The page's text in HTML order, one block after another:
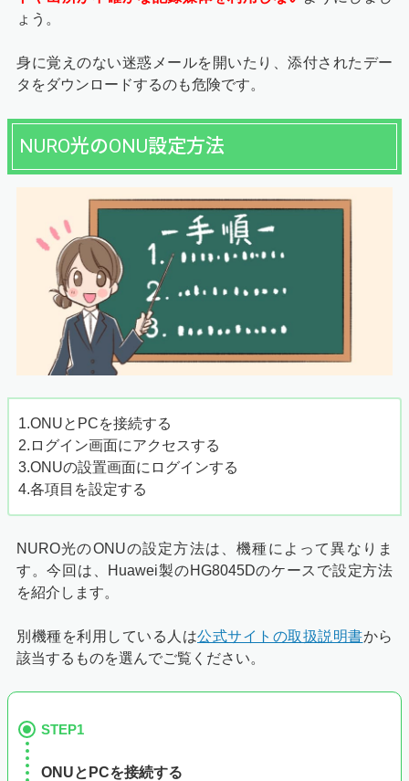
ょう。
身に覚えのない迷惑メールを開いたり、添付されたデー
タをダウンロードするのも危険です。
NURO光のONU設定方法
1.ONUとPCを接続する
2.ログイン画面にアクセスする
3.ONUの設置画面にログインする
4.各項目を設定する
NURO光のONUの設定方法は、機種によって異なりま
す。今回は、Huawei製のHG8045Dのケースで設定方法
を紹介します。
別機種を利用している人は公式サイトの取扱説明書から
該当するものを選んでご覧ください。
STEP1
ONUとPCを接続する